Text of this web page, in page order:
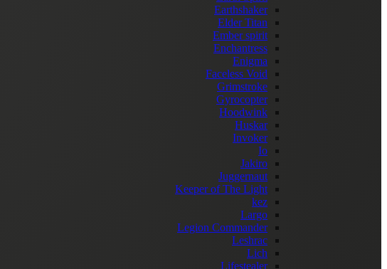
Earthshaker
Elder Titan
Ember spirit
Enchantress
Enigma
Faceless Void
Grimstroke
Gyrocopter
Hoodwink
Huskar
Invoker
Io
Jakiro
Juggernaut
Keeper of The Light
kez
Largo
Legion Commander
Leshrac
Lich
Lifestealer